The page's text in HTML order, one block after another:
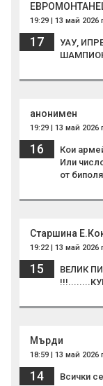
19:29 | 13 май 2026
17
УАУ,
анонимен
19:29 | 13 май 2026
16
Кои
Или
от
Старшина
19:22 | 13 май 2026
15
ВЕЛИК
Мърди
18:59 | 13 май 2026
14
Всички